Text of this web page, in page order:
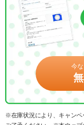
今
※在庫状況により、キャンペ